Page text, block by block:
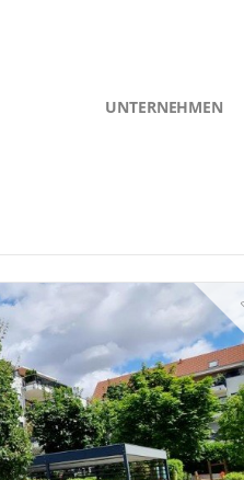
UNTERNEHMEN